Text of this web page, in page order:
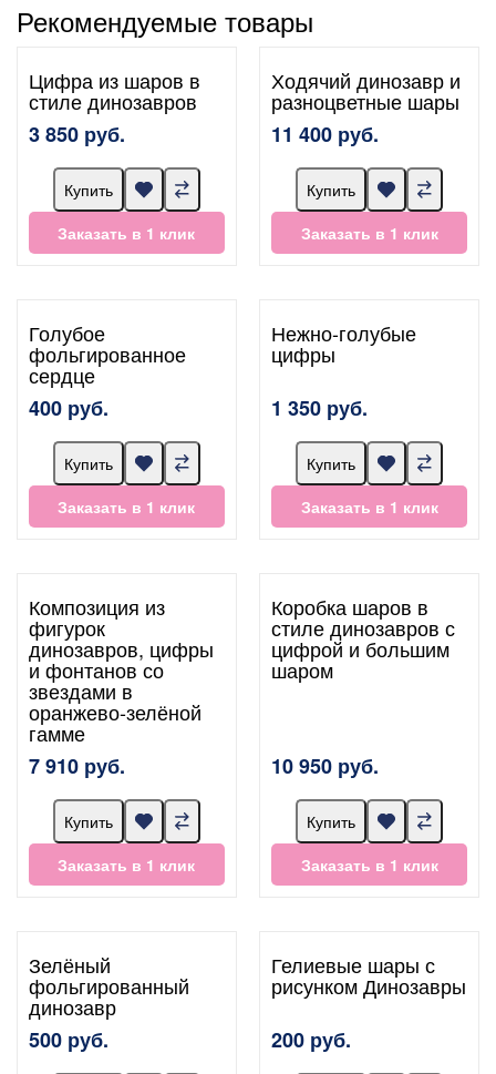
Рекомендуемые товары
Цифра из шаров в
стиле динозавров
3 850 руб.
Купить
Заказать в 1 клик
Ходячий динозавр и
разноцветные шары
11 400 руб.
Купить
Заказать в 1 клик
Голубое
фольгированное
сердце
400 руб.
Купить
Заказать в 1 клик
Нежно-голубые
цифры
1 350 руб.
Купить
Заказать в 1 клик
Композиция из
фигурок
динозавров, цифры
и фонтанов со
звездами в
оранжево-зелёной
гамме
7 910 руб.
Купить
Заказать в 1 клик
Коробка шаров в
стиле динозавров с
цифрой и большим
шаром
10 950 руб.
Купить
Заказать в 1 клик
Зелёный
фольгированный
динозавр
500 руб.
Гелиевые шары с
рисунком Динозавры
200 руб.